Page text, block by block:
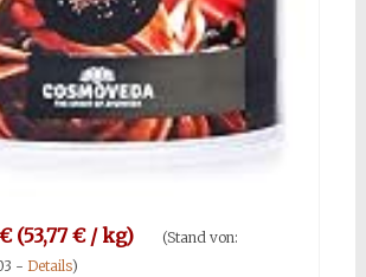
(53,77 € / kg)
(Stand von:
- Details)